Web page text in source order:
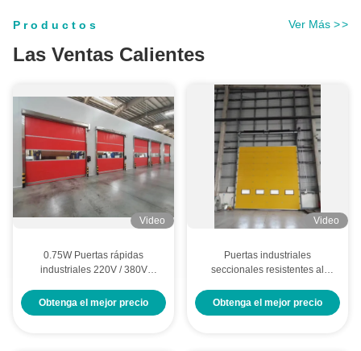
Productos
Las Ventas Calientes
Ver Más >>
Video
0.75W Puertas rápidas
industriales 220V / 380V
sin resorte
Obtenga el mejor precio
Video
Puertas industriales
seccionales resistentes al
fábrica y hangar
Obtenga el mejor precio